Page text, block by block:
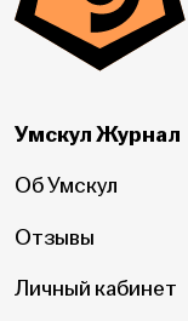
Умскул Журнал
Об Умскул
Отзывы
Личный кабинет